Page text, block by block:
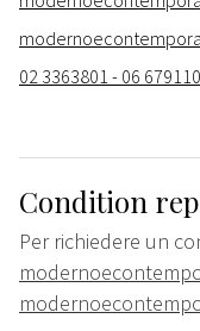
02 3363801 - 06
Condition
Per richiedere un